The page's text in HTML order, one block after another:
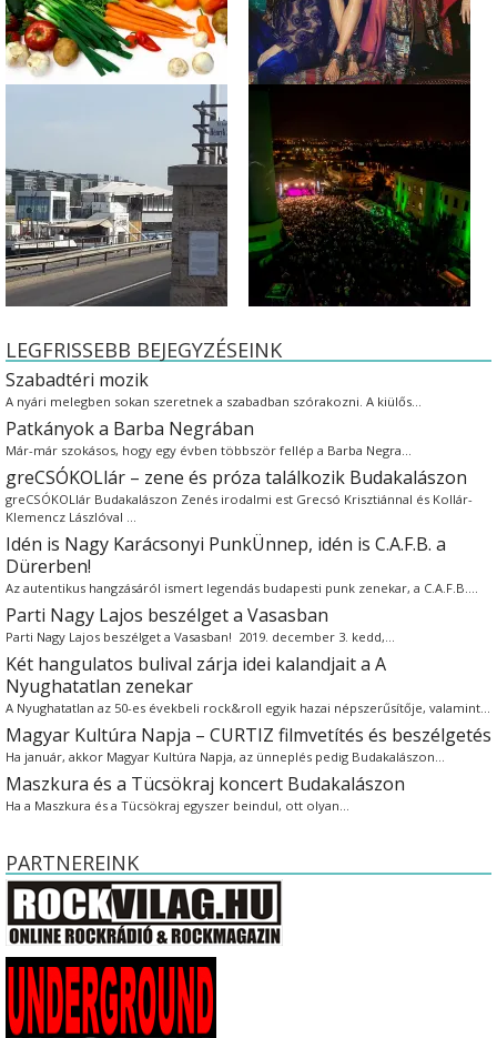
LEGFRISSEBB BEJEGYZÉSEINK
Szabadtéri mozik
A nyári melegben sokan szeretnek a szabadban szórakozni. A kiülős…
Patkányok a Barba Negrában
Már-már szokásos, hogy egy évben többször fellép a Barba Negra…
greCSÓKOLlár – zene és próza találkozik Budakalászon
greCSÓKOLlár Budakalászon Zenés irodalmi est Grecsó Krisztiánnal és Kollár-
Klemencz Lászlóval …
Idén is Nagy Karácsonyi PunkÜnnep, idén is C.A.F.B. a
Dürerben!
Az autentikus hangzásáról ismert legendás budapesti punk zenekar, a C.A.F.B.…
Parti Nagy Lajos beszélget a Vasasban
Parti Nagy Lajos beszélget a Vasasban! 2019. december 3. kedd,…
Két hangulatos bulival zárja idei kalandjait a A
Nyughatatlan zenekar
A Nyughatatlan az 50-es évekbeli rock&roll egyik hazai népszerűsítője, valamint…
Magyar Kultúra Napja – CURTIZ filmvetítés és beszélgetés
Ha január, akkor Magyar Kultúra Napja, az ünneplés pedig Budakalászon…
Maszkura és a Tücsökraj koncert Budakalászon
Ha a Maszkura és a Tücsökraj egyszer beindul, ott olyan…
PARTNEREINK